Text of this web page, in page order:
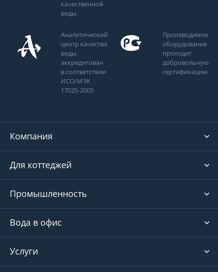
качественной
воды
Аналитический
центр качества
воды
аккредитован
в соответствии
ИСО/МЭК
17025-2005
Производимое
оборудование
проходит
добровольную
сертификацию
Компания
Для коттеджей
Промышленность
Вода в офис
Услуги